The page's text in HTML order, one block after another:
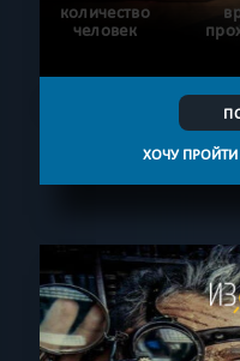
количество
человек
ХОЧУ ПРОЙТИ